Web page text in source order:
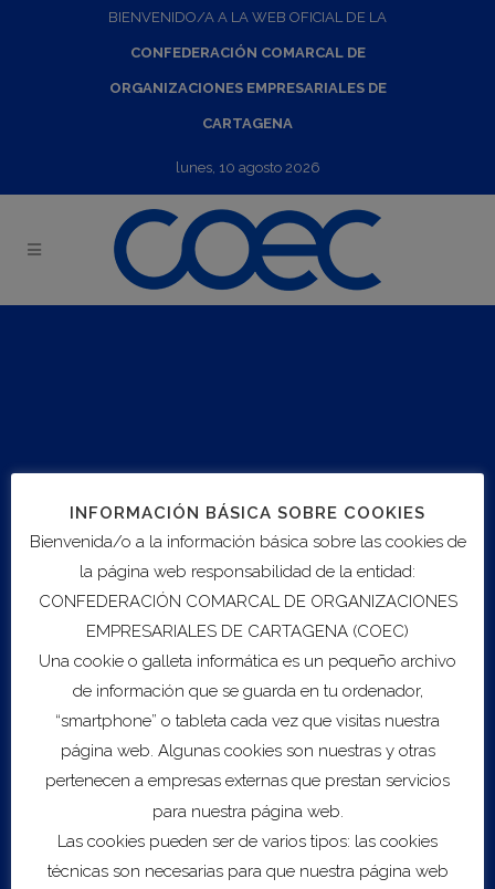
BIENVENIDO/A A LA WEB OFICIAL DE LA
CONFEDERACIÓN COMARCAL DE
ORGANIZACIONES EMPRESARIALES DE
CARTAGENA
lunes, 10 agosto 2026
Export to .ICS file
Import to Google Calendar
Servicios
B2DIGIT@L
Escalado
INFORMACIÓN BÁSICA SOBRE COOKIES
Bienvenida/o a la información básica sobre las cookies de
la página web responsabilidad de la entidad:
CONFEDERACIÓN COMARCAL DE ORGANIZACIONES
EMPRESARIALES DE CARTAGENA (COEC)
Una cookie o galleta informática es un pequeño archivo
de información que se guarda en tu ordenador,
“smartphone” o tableta cada vez que visitas nuestra
página web. Algunas cookies son nuestras y otras
pertenecen a empresas externas que prestan servicios
para nuestra página web.
Las cookies pueden ser de varios tipos: las cookies
técnicas son necesarias para que nuestra página web